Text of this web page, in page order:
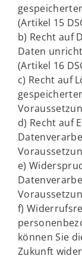
(Artikel 15
b) Recht auf
Daten
(Artikel 16
c) Recht auf
d) Recht auf
e)
f)
können Sie
Zukunft